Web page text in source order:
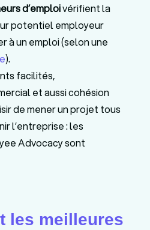
d’emploivérifient la
potentiel employeur
à un emploi (selon une
).
facilités,
et aussi cohésion
de mener un projet tous
l’entreprise : les
Advocacy sont
les meilleures